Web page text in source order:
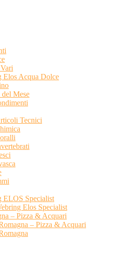
Elos Acqua Dolce
Mese
Tecnici
ELOS Specialist
Elos Specialist
– Pizza & Acquari
– Pizza & Acquari